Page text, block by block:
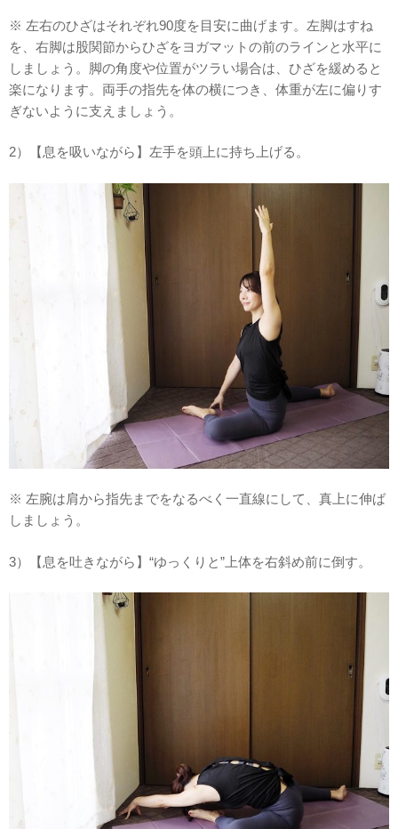
※ 左右のひざはそれぞれ90度を目安に曲げます。左脚はすね
を、右脚は股関節からひざをヨガマットの前のラインと水平に
しましょう。脚の角度や位置がツラい場合は、ひざを緩めると
楽になります。両手の指先を体の横につき、体重が左に偏りす
ぎないように支えましょう。
2）【息を吸いながら】左手を頭上に持ち上げる。
※ 左腕は肩から指先までをなるべく一直線にして、真上に伸ば
しましょう。
3）【息を吐きながら】“ゆっくりと”上体を右斜め前に倒す。